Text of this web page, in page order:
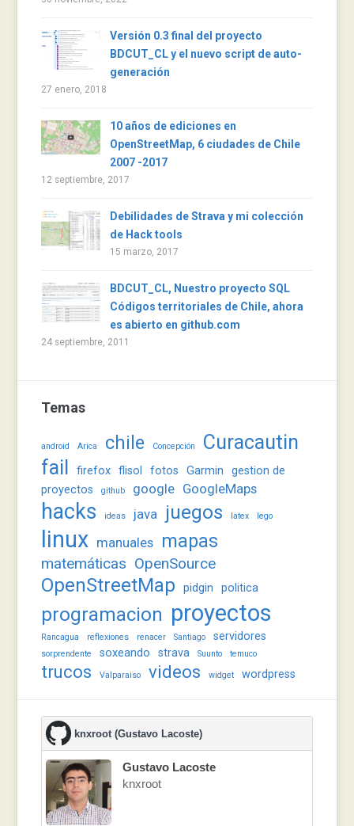
Versión 0.3 final del proyecto
BDCUT_CL y el nuevo script de auto-
generación
27 enero, 2018
10 años de ediciones en
OpenStreetMap, 6 ciudades de Chile
2007 -2017
12 septiembre, 2017
Debilidades de Strava y mi colección
de Hack tools
15 marzo, 2017
BDCUT_CL, Nuestro proyecto SQL
Códigos territoriales de Chile, ahora
es abierto en github.com
24 septiembre, 2011
Temas
android Arica chile Concepción
Curacautin
fail
firefox flisol fotos Garmin
gestion de
proyectos
github google GoogleMaps
hacks ideas java juegos latex lego
linux manuales mapas
matemáticas OpenSource
OpenStreetMap pidgin politica
programacion proyectos
Rancagua reflexiones renacer Santiago servidores
sorprendente soxeando strava Suunto temuco
trucos Valparaiso videos widget wordpress
knxroot (Gustavo Lacoste)
Gustavo Lacoste
knxroot